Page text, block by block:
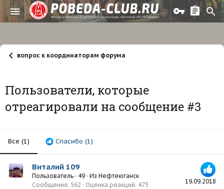
вопрос к координаторам форума
Пользователи, которые
отреагировали на сообщение #3
Все (1) Спасибо (1)
19.09.2018
Виталий 109
Пользователь · 49 · Из Нефтеюганск
Сообщения 562 Оценка реакций 473